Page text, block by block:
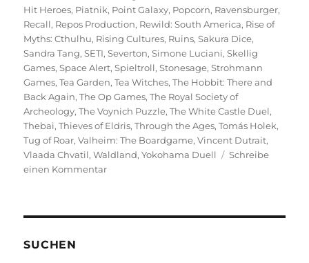
Hit Heroes, Piatnik, Point Galaxy, Popcorn, Ravensburger,
Recall, Repos Production, Rewild: South America, Rise of
Myths: Cthulhu, Rising Cultures, Ruins,Sakura Dice,
Sandra Tang,SETI,Severton,Simone Luciani,Skellig
Games,Space Alert,Spieltroll,Stonesage,Strohmann
Games,Tea Garden,Tea Witches,The Hobbit: There and
Back Again,The Op Games,The Royal Society of
Archeology,The Voynich Puzzle,The White Castle Duel,
Thebai,Thieves of Eldris,Through the Ages,Tomás Holek,
Tug of Roar,Valheim: The Boardgame,Vincent Dutrait,
Vlaada Chvatil,Waldland,Yokohama Duell
Schreibe
einen Kommentarzu
SUCHEN